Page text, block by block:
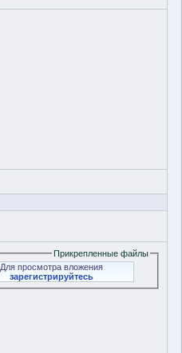
Прикрепленные файлы
Для просмотра вложения
зарегистрируйтесь